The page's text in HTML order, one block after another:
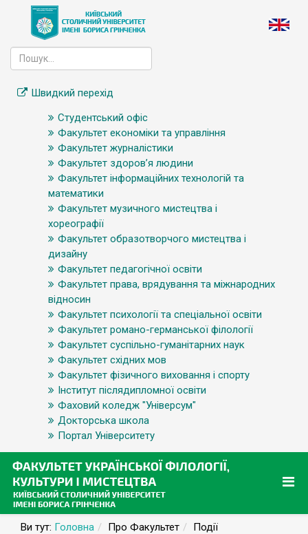
Швидкий перехід
Студентський офіс
Факультет економіки та управління
Факультет журналістики
Факультет здоров’я людини
Факультет інформаційних технологій та
математики
Факультет музичного мистецтва і
хореографії
Факультет образотворчого мистецтва і
дизайну
Факультет педагогічної освіти
Факультет права, врядування та міжнародних
відносин
Факультет психології та спеціальної освіти
Факультет романо-германської філології
Факультет суспільно-гуманітарних наук
Факультет східних мов
Факультет фізичного виховання і спорту
Інститут післядипломної освіти
Фаховий коледж "Універсум"
Докторська школа
Портал Університету
Ви тут: Головна Про Факультет
Події